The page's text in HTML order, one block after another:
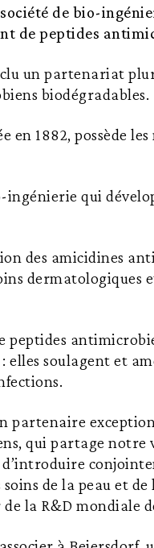
de bio-
de peptides
un partenariat
biodégradables.
en 1882, possède
ingénierie qui
des amicidines
dermatologiques
peptides
elles soulagent et
partenaire
qui partage notre
de la peau et
la R&D mondiale